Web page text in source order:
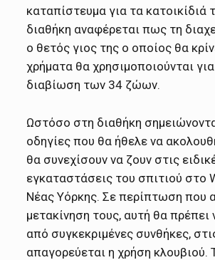
καταπίστευμα για τα κατοικίδιά
διαθήκη αναφέρεται πως τη
ο θετός γιος της ο οποίος θα
χρήματα θα χρησιμοποιούνται για
διαβίωση των 34 ζώων.
Ωστόσο στη διαθήκη
oδηγίες που θα ήθελε να
θα συνεχίσουν να ζουν στις
εγκαταστάσεις του σπιτιού στο
Νέας Υόρκης. Σε περίπτωση που
μετακίνηση τους, αυτή θα πρέπει
από συγκεκριμένες συνθήκες,
απαγορεύεται η χρήση κλουβιού.